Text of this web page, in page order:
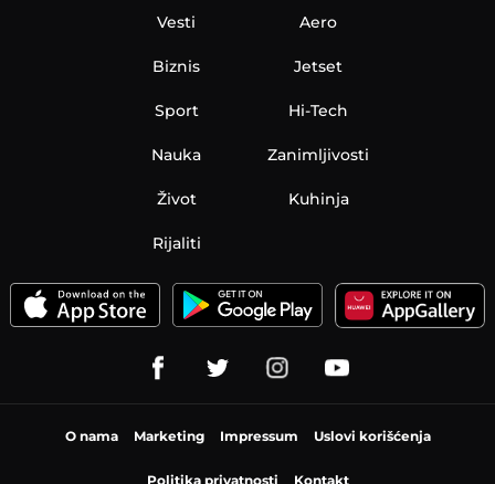
Vesti
Biznis
Sport
Nauka
Aero
Jetset
Hi-Tech
Zanimljivosti
Život Kuhinja
Rijaliti
O nama Marketing Impressum Uslovi korišćenja
Politika privatnosti Kontakt